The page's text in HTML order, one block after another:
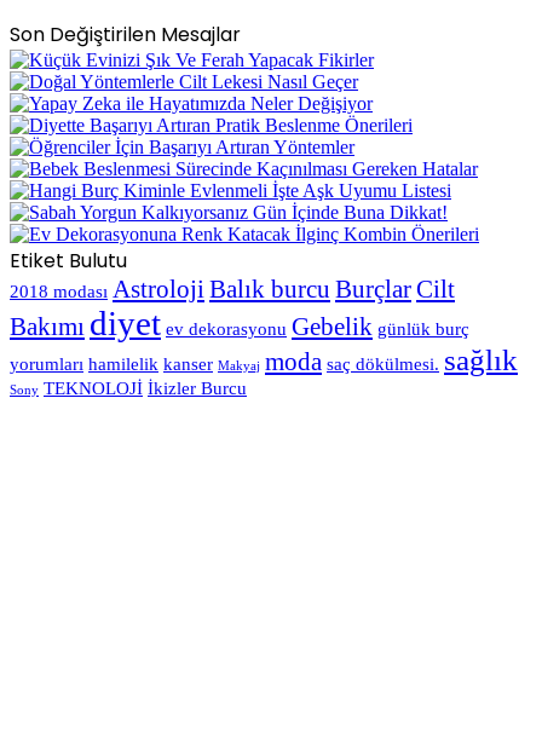
Son Değiştirilen Mesajlar
Etiket Bulutu
2018 modası Astroloji Balık burcu BurçlarCilt
Bakımı diyet ev dekorasyonu Gebelik günlük burç
yorumları hamilelik kanser Makyaj moda saç dökülmesi. sağlık
Sony TEKNOLOJİ İkizler Burcu